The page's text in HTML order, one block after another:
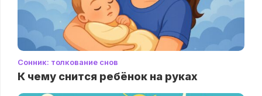
Сонник: толкование снов
К чему снится ребёнок на руках